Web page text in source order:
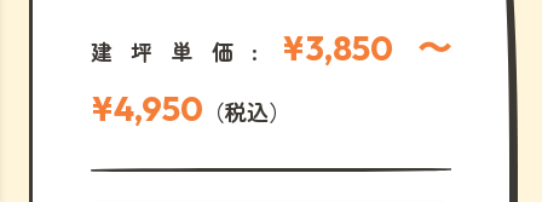
建坪単価: ¥3,850 〜
¥4,950 （税込）